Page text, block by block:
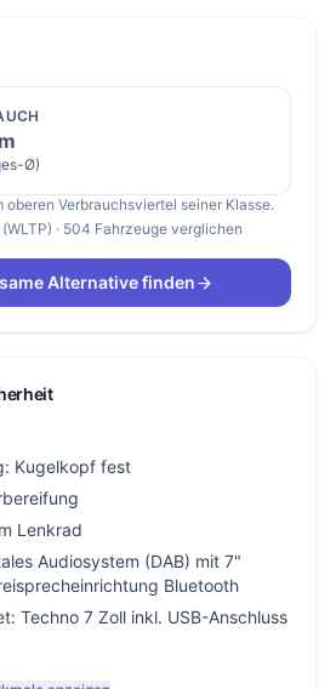
Ø)
oberen Verbrauchsviertel seiner Klasse.
· 504 Fahrzeuge verglichen
Alternative finden
Kugelkopf fest
Lenkrad
Audiosystem (DAB) mit 7"
Bluetooth
Techno 7 Zoll inkl. USB-Anschluss